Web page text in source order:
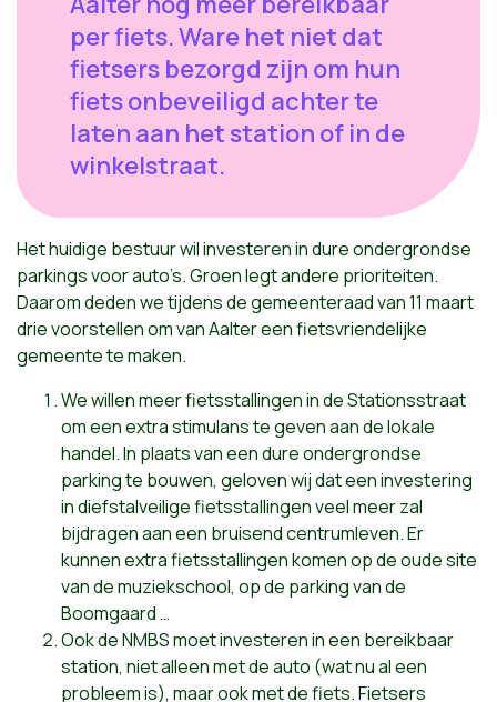
per fiets. Ware het niet dat
fietsers bezorgd zijn om hun
fiets onbeveiligd achter te
laten aan het station of in de
winkelstraat.
Het huidige bestuur wil investeren in dure ondergrondse
parkings voor auto’s. Groen legt andere prioriteiten.
Daarom deden we tijdens de gemeenteraad van 11 maart
drie voorstellen om van Aalter een fietsvriendelijke
gemeente te maken.
We willen meer fietsstallingen in de Stationsstraat
om een extra stimulans te geven aan de lokale
handel. In plaats van een dure ondergrondse
parking te bouwen, geloven wij dat een investering
in diefstalveilige fietsstallingen veel meer zal
bijdragen aan een bruisend centrumleven. Er
kunnen extra fietsstallingen komen op de oude site
van de muziekschool, op de parking van de
Boomgaard …
Ook de NMBS moet investeren in een bereikbaar
station, niet alleen met de auto (wat nu al een
probleem is), maar ook met de fiets. Fietsers